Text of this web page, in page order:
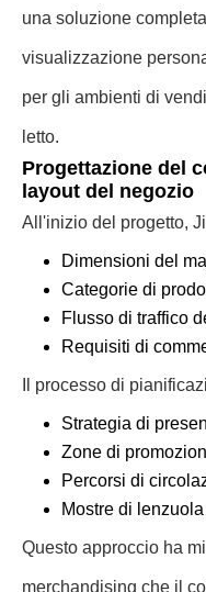
una soluzione
visualizzazione
per gli ambienti di
letto.
Progettazione del
layout del negozio
All'inizio del progetto,
Dimensioni del
Categorie di
Flusso di traffico
Requisiti di
Il processo di
Strategia di
Zone di
Percorsi di
Mostre di
Questo approccio ha
merchandising che il